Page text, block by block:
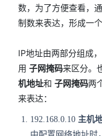
数，为了方便查看，
制数来表达，形成一
IP地址由两部分组成
用 子网掩码来区分。
机地址和 子网掩码两
来表达：
192.168.0.10 主机